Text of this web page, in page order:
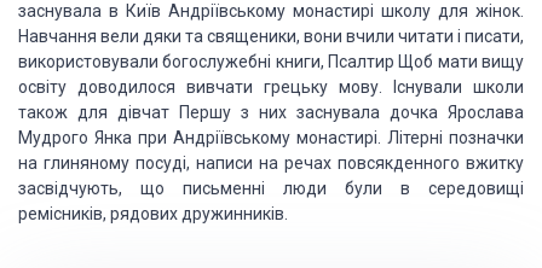
заснувала в Київ Андріївському монастирі школу для жінок.
Навчання вели дяки та священики, вони вчили читати і писати,
використовували богослужебні книги, Псалтир Щоб мати вищу
освіту доводилося вивчати грецьку мову. Існували школи
також для дівчат Першу з них заснувала дочка Ярослава
Мудрого Янка при Андріївському монастирі. Літерні позначки
на глиняному посуді, написи на речах повсякденного вжитку
засвідчують, що письменні люди були в середовищі
ремісників, рядових дружинників.